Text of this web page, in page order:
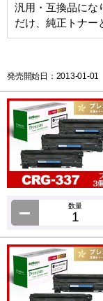
汎用・互換品にな
だけ、純正トナー
発売開始日：2013-01-01
数量